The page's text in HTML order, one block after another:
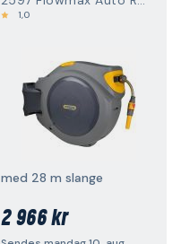
1,0
med 28 m slange
2 966 kr